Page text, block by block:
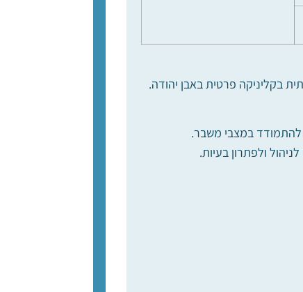
בקליניקה פרטית באבן יהודה.
להתמודד במצבי משבר.
ולפתרון בעיות.